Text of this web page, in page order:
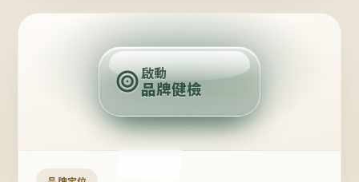
定
位
點
啟動
品牌健檢